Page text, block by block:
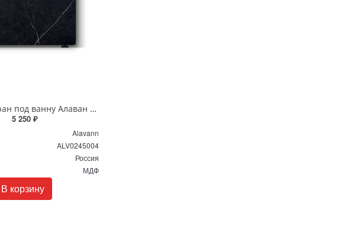
Торцевой экран под ванну Алаван Альт 70 см черный мрамор ALV0245004
5 250 ₽
Alavann
ALV0245004
Россия
МДФ
В корзину